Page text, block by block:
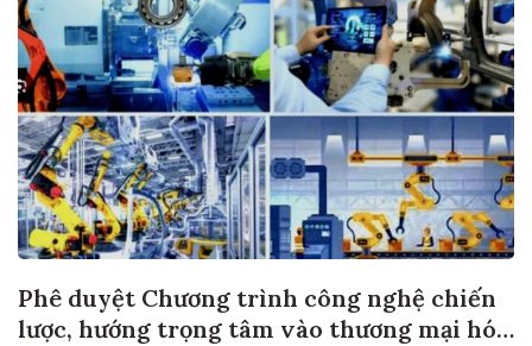
Phê duyệt Chương trình công nghệ chiến
lược, hướng trọng tâm vào thương mại hóa